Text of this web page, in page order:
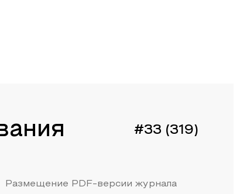
#33 (319)
Размещение PDF-версии журнала